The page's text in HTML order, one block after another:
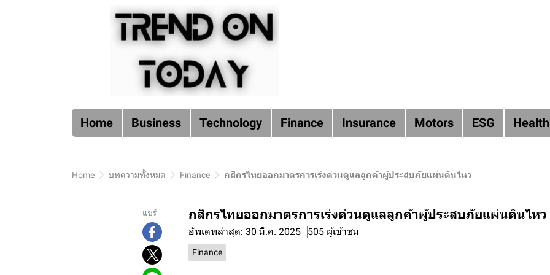
Home Business Technology Finance Insurance Motors ESG Health
Home บทความทั้งหมด Finance กสิกรไทยออกมาตรการเร่งด่วนดูแลลูกค้าผู้ประสบภัยแผ่นดินไหว
แชร์ กสิกรไทยออกมาตรการเร่งด่วนดูแลลูกค้าผู้ประสบภัยแผ่นดินไหว
อัพเดทล่าสุด: 30 มี.ค. 2025 505 ผู้เข้าชม
Finance